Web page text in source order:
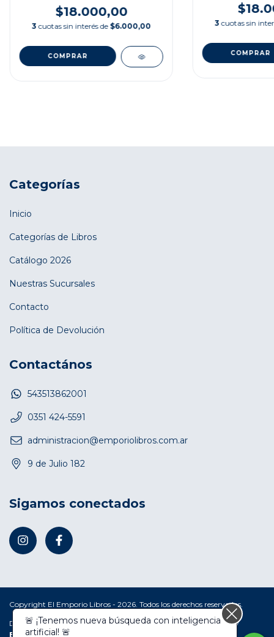
$18.000,00
3 cuotas sin interés de $6.000,00 3 cuotas sin
Categorías
Inicio
Categorías de Libros
Catálogo 2026
Nuestras Sucursales
Contacto
Política de Devolución
Contactános
543513862001
0351 424-5591
administracion@emporiolibros.com.ar
9 de Julio 182
Sigamos conectados
Copyright El Emporio Libros - 2026. Todos los derechos reservados.
Defensa de las y los consumidores. Para reclamos ingresá acá. /
Botón de arrepentimiento
🚨 ¡Tenemos nueva búsqueda con inteligencia
artificial! 🚨